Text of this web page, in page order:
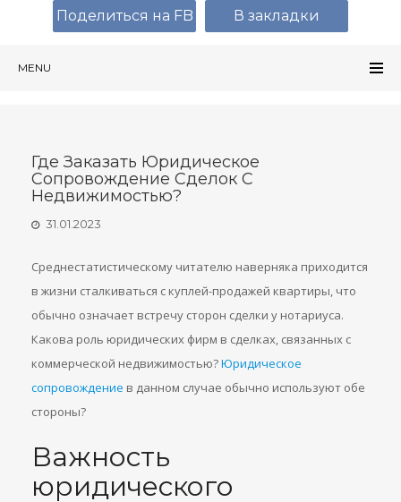
MENU
Где Заказать Юридическое
Сопровождение Сделок С
Недвижимостью?
31.01.2023
Среднестатистическому читателю наверняка приходится
в жизни сталкиваться с куплей-продажей квартиры, что
обычно означает встречу сторон сделки у нотариуса.
Какова роль юридических фирм в сделках, связанных с
коммерческой недвижимостью?Юридическое
сопровождение в данном случае обычно используют обе
стороны?
Важность
юридического
Поделиться на FB В закладки